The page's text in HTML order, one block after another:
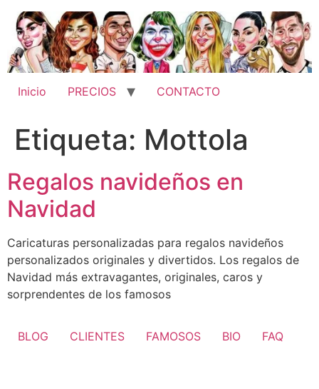
contenido
Inicio PRECIOS CONTACTO
Etiqueta: Mottola
Regalos navideños en
Navidad
Caricaturas personalizadas para regalos navideños
personalizados originales y divertidos. Los regalos de
Navidad más extravagantes, originales, caros y
sorprendentes de los famosos
BLOG CLIENTES FAMOSOS BIO FAQ